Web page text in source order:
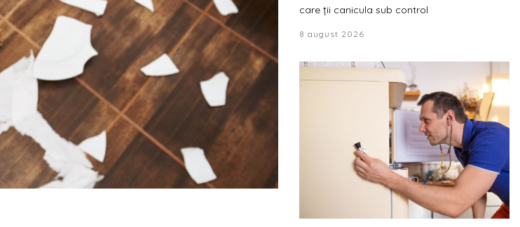
care ții canicula sub control
8 august 2026